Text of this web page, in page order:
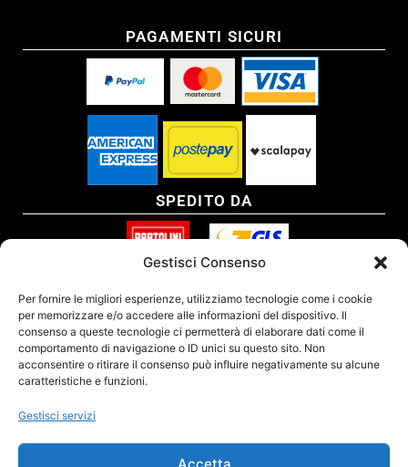
Gestisci Consenso
Per fornire le migliori esperienze, utilizziamo tecnologie come i cookie
per memorizzare e/o accedere alle informazioni del dispositivo. Il
consenso a queste tecnologie ci permetterà di elaborare dati come il
comportamento di navigazione o ID unici su questo sito. Non
acconsentire o ritirare il consenso può influire negativamente su alcune
caratteristiche e funzioni.
Gestisci servizi
Accetta
PAGAMENTI SICURI
SPEDITO DA